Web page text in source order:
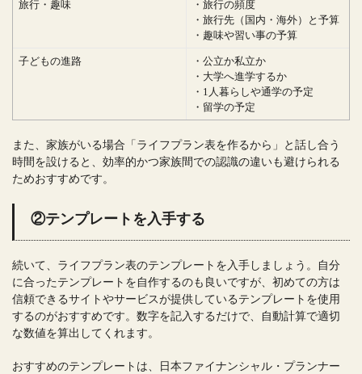
旅行・趣味
・旅行の頻度
・旅行先（国内・海外）と予算
・趣味や習い事の予算
子どもの進路
・公立か私立か
・大学へ進学するか
・1人暮らしや通学の予定
・留学の予定
また、家族がいる場合「ライフプラン表を作るから」と話し合う
時間を設けると、効率的かつ家族間での認識の違いも避けられる
ためおすすめです。
②テンプレートを入手する
続いて、ライフプラン表のテンプレートを入手しましょう。自分
に合ったテンプレートを自作するのも良いですが、初めての方は
信頼できるサイトやサービスが提供しているテンプレートを使用
するのがおすすめです。数字を記入するだけで、自動計算で適切
な数値を算出してくれます。
おすすめのテンプレートは、日本ファイナンシャル・プランナー